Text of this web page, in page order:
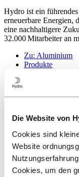
Die Website von
Cookies sind
Website
Cookies, um den
Hydro ist ein
erneuerbare Energien,
eine nachhaltigere
32.000 Mitarbeiter an
Zu: Aluminium
Produkte
Unser Ansatz
Roadmap zur
Tätigkeit im